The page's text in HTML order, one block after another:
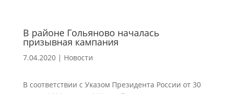
В районе Гольяново началась
призывная кампания
7.04.2020| Новости
В соответствии с Указом Президента России от 30